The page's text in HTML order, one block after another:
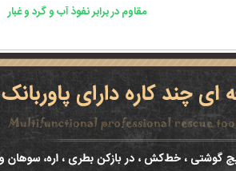
مقاوم در برابر نفوذ آب و گرد و غبار